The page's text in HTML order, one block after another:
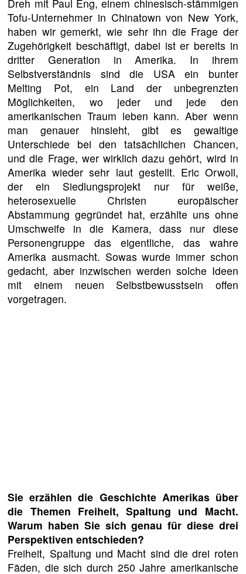
Dreh mit Paul Eng, einem chinesisch-stämmigen
Tofu-Unternehmer in Chinatown von New York,
haben wir gemerkt, wie sehr ihn die Frage der
Zugehörigkeit beschäftigt, dabei ist er bereits in
dritter Generation in Amerika. In ihrem
Selbstverständnis sind die USA ein bunter
Melting Pot, ein Land der unbegrenzten
Möglichkeiten, wo jeder und jede den
amerikanischen Traum leben kann. Aber wenn
man genauer hinsieht, gibt es gewaltige
Unterschiede bei den tatsächlichen Chancen,
und die Frage, wer wirklich dazu gehört, wird in
Amerika wieder sehr laut gestellt. Eric Orwoll,
der ein Siedlungsprojekt nur für weiße,
heterosexuelle Christen europäischer
Abstammung gegründet hat, erzählte uns ohne
Umschweife in die Kamera, dass nur diese
Personengruppe das eigentliche, das wahre
Amerika ausmacht. Sowas wurde immer schon
gedacht, aber inzwischen werden solche Ideen
mit einem neuen Selbstbewusstsein offen
vorgetragen.
Sie erzählen die Geschichte Amerikas über
die Themen Freiheit, Spaltung und Macht.
Warum haben Sie sich genau für diese drei
Perspektiven entschieden?
Freiheit, Spaltung und Macht sind die drei roten
Fäden, die sich durch 250 Jahre amerikanische